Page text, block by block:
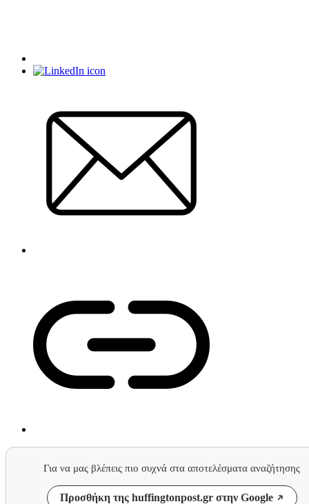
Για να μας βλέπεις πιο συχνά στα αποτελέσματα αναζήτησης
Προσθήκη της huffingtonpost.gr στην Google